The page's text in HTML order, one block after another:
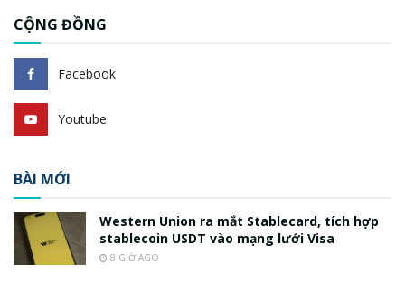
CỘNG ĐỒNG
Facebook
Youtube
BÀI MỚI
Western Union ra mắt Stablecard, tích hợp
stablecoin USDT vào mạng lưới Visa
8 GIỜ AGO